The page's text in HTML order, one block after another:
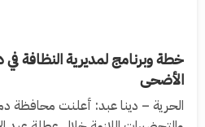
خطة وبرنامج لمديرية النظافة
الأضحى
الحرية – دينا عبد: أعلنت محافظة